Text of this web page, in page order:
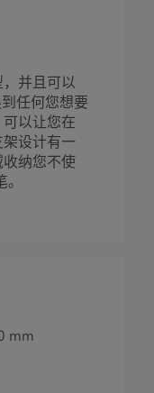
并且可以
任何您想要
以让您在
设计有一
纳您不使
mm